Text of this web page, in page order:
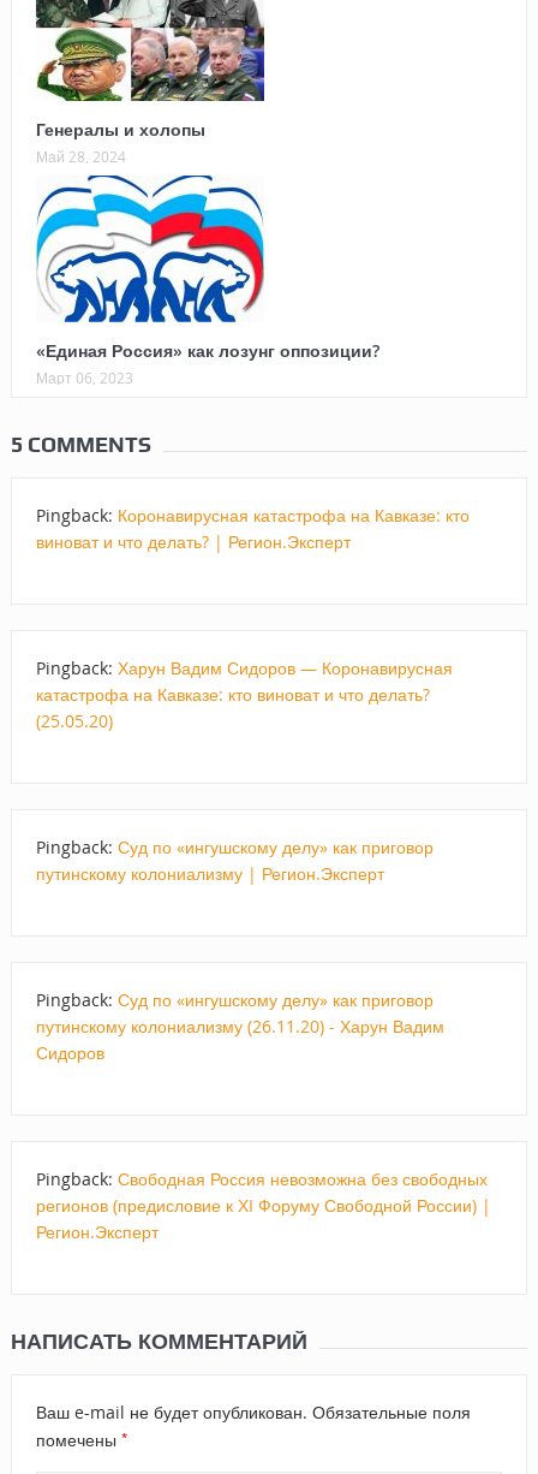
Генералы и холопы
Май 28, 2024
«Единая Россия» как лозунг оппозиции?
Март 06, 2023
5 COMMENTS
Pingback: Коронавирусная катастрофа на Кавказе: кто
виноват и что делать? | Регион.Эксперт
Pingback: Харун Вадим Сидоров — Коронавирусная
катастрофа на Кавказе: кто виноват и что делать?
(25.05.20)
Pingback: Суд по «ингушскому делу» как приговор
путинскому колониализму | Регион.Эксперт
Pingback: Суд по «ингушскому делу» как приговор
путинскому колониализму (26.11.20) - Харун Вадим
Сидоров
Pingback: Свободная Россия невозможна без свободных
регионов (предисловие к ХI Форуму Свободной России) |
Регион.Эксперт
НАПИСАТЬ КОММЕНТАРИЙ
Ваш e-mail не будет опубликован. Обязательные поля
помечены *